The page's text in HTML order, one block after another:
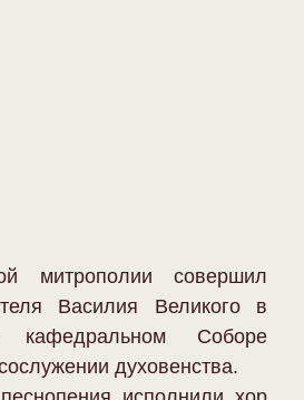
митрополии совершил
Василия Великого в
кафедральном Соборе
духовенства.